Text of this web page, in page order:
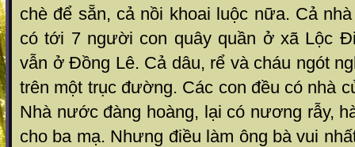
chè để sẵn, cả nồi khoai luộc nữa. Cả
có tới 7 người con quây quần ở xã Lộc
vẫn ở Đồng Lê. Cả dâu, rể và cháu ngót
trên một trục đường. Các con đều có nhà
Nhà nước đàng hoàng, lại có nương rẫy,
cho ba mạ. Nhưng điều làm ông bà vui